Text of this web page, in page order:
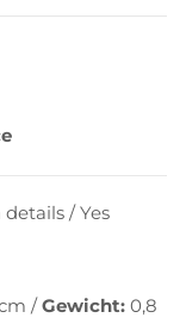
details /Yes
/Gewicht: 0,8